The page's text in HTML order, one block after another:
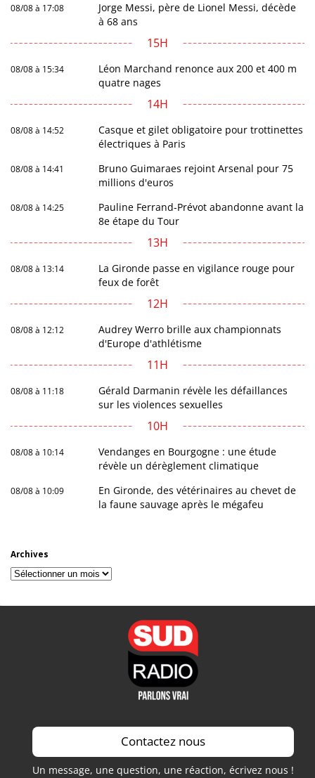
08/08 à 17:08
Jorge Messi, père de Lionel Messi, décède
à 68 ans
15H
08/08 à 15:34
Léon Marchand renonce aux 200 et 400 m
quatre nages
14H
08/08 à 14:52
Casque et gilet obligatoire pour trottinettes
électriques à Paris
08/08 à 14:41
Bruno Guimaraes rejoint Arsenal pour 75
millions d'euros
08/08 à 14:25
Pauline Ferrand-Prévot abandonne avant la
8e étape du Tour
13H
08/08 à 13:14
La Gironde passe en vigilance rouge pour
feux de forêt
12H
08/08 à 12:12
Audrey Werro brille aux championnats
d'Europe d'athlétisme
11H
08/08 à 11:18
Gérald Darmanin révèle les défaillances
sur les violences sexuelles
10H
08/08 à 10:14
Vendanges en Bourgogne : une étude
révèle un dérèglement climatique
08/08 à 10:09
En Gironde, des vétérinaires au chevet de
la faune sauvage après le mégafeu
Archives
Archives
Contactez nous
Un message, une question, une réaction, écrivez nous !